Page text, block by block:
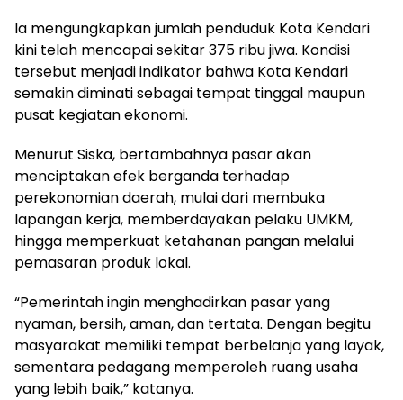
Ia mengungkapkan jumlah penduduk Kota Kendari
kini telah mencapai sekitar 375 ribu jiwa. Kondisi
tersebut menjadi indikator bahwa Kota Kendari
semakin diminati sebagai tempat tinggal maupun
pusat kegiatan ekonomi.
Menurut Siska, bertambahnya pasar akan
menciptakan efek berganda terhadap
perekonomian daerah, mulai dari membuka
lapangan kerja, memberdayakan pelaku UMKM,
hingga memperkuat ketahanan pangan melalui
pemasaran produk lokal.
“Pemerintah ingin menghadirkan pasar yang
nyaman, bersih, aman, dan tertata. Dengan begitu
masyarakat memiliki tempat berbelanja yang layak,
sementara pedagang memperoleh ruang usaha
yang lebih baik,” katanya.